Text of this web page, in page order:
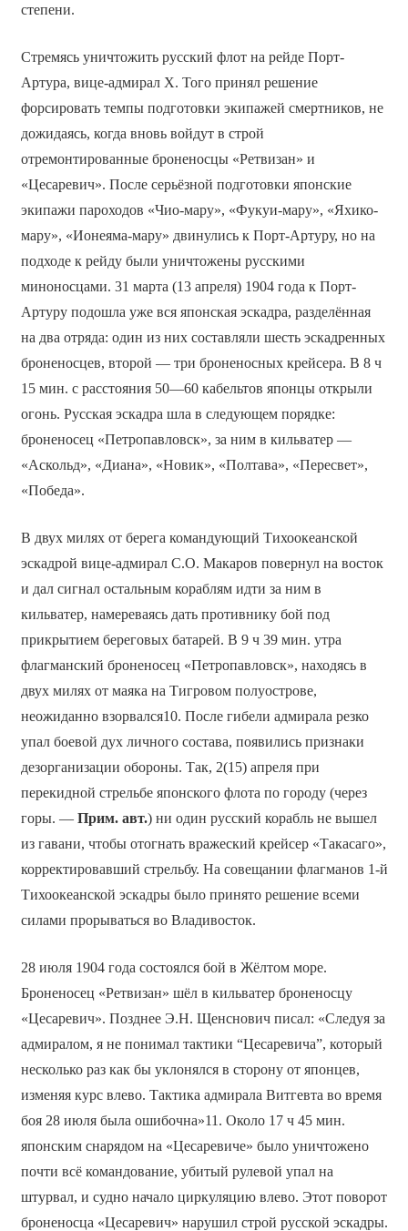
степени.
Стремясь уничтожить русский флот на рейде Порт-
Артура, вице-адмирал Х. Того принял решение
форсировать темпы подготовки экипажей смертников, не
дожидаясь, когда вновь войдут в строй
отремонтированные броненосцы «Ретвизан» и
«Цесаревич». После серьёзной подготовки японские
экипажи пароходов «Чио-мару», «Фукуи-мару», «Яхико-
мару», «Ионеяма-мару» двинулись к Порт-Артуру, но на
подходе к рейду были уничтожены русскими
миноносцами. 31 марта (13 апреля) 1904 года к Порт-
Артуру подошла уже вся японская эскадра, разделённая
на два отряда: один из них составляли шесть эскадренных
броненосцев, второй — три броненосных крейсера. В 8 ч
15 мин. с расстояния 50—60 кабельтов японцы открыли
огонь. Русская эскадра шла в следующем порядке:
броненосец «Петропавловск», за ним в кильватер —
«Аскольд», «Диана», «Новик», «Полтава», «Пересвет»,
«Победа».
В двух милях от берега командующий Тихоокеанской
эскадрой вице-адмирал С.О. Макаров повернул на восток
и дал сигнал остальным кораблям идти за ним в
кильватер, намереваясь дать противнику бой под
прикрытием береговых батарей. В 9 ч 39 мин. утра
флагманский броненосец «Петропавловск», находясь в
двух милях от маяка на Тигровом полуострове,
неожиданно взорвался10. После гибели адмирала резко
упал боевой дух личного состава, появились признаки
дезорганизации обороны. Так, 2(15) апреля при
перекидной стрельбе японского флота по городу (через
горы. — Прим. авт.) ни один русский корабль не вышел
из гавани, чтобы отогнать вражеский крейсер «Такасаго»,
корректировавший стрельбу. На совещании флагманов 1-й
Тихоокеанской эскадры было принято решение всеми
силами прорываться во Владивосток.
28 июля 1904 года состоялся бой в Жёлтом море.
Броненосец «Ретвизан» шёл в кильватер броненосцу
«Цесаревич». Позднее Э.Н. Щенснович писал: «Следуя за
адмиралом, я не понимал тактики “Цесаревича”, который
несколько раз как бы уклонялся в сторону от японцев,
изменяя курс влево. Тактика адмирала Витгевта во время
боя 28 июля была ошибочна»11. Около 17 ч 45 мин.
японским снарядом на «Цесаревиче» было уничтожено
почти всё командование, убитый рулевой упал на
штурвал, и судно начало циркуляцию влево. Этот поворот
броненосца «Цесаревич» нарушил строй русской эскадры.